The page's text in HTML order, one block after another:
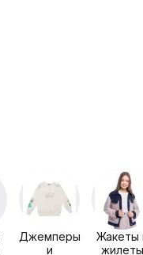
Джемперы
и
Жакеты
жилеты